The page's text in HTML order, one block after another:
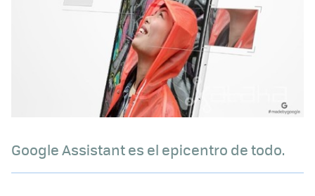
Google Assistant es el epicentro de todo.